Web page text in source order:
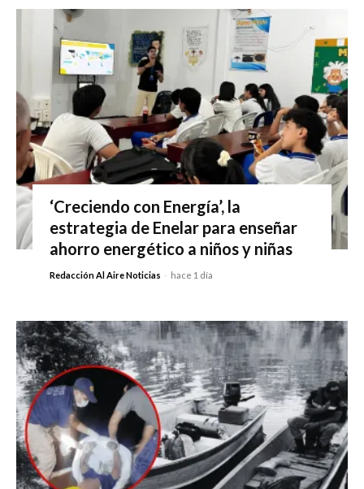
‘Creciendo con Energía’, la
estrategia de Enelar para enseñar
ahorro energético a niños y niñas
Redacción Al Aire Noticias - hace 1 día